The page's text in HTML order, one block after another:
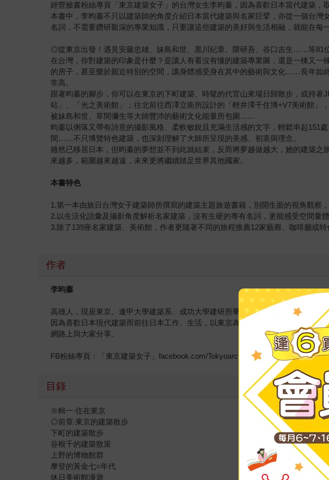
經營臉書粉絲專頁「東京建築女子」的台灣女生李昀蓁，因為喜歡日本當代建築，
本書中，李昀蓁不只以建築師的角度介紹日本當代建築與名家巨擘，亦從一個台
名詞，不需要鑽研艱深的專業知識，只要讓這些建築的美好與生活相融，就能在每
◎從東京出發！遇見安藤忠雄、妹島和世、黒川紀章、隈研吾、谷口吉生……等81
在台灣，你對建築的印象是什麼？是讓人有看沒有懂的建築專業圖，還是一棟又
的房子，甚至樂於親近特別的空間，讓身體感受身在其中的藝術與文化……長年如
常高。
跟著昀蓁的腳步，你可以在東京的下町建築、時髦的代官山來場日歸散步，或持
站」、「光之美術館」；往北前往西澤立衛所設計的「輕井澤千住博+V7美術館」
被妹島和世、草間彌生等大師豐沛的藝術文化能量所包圍……
昀蓁以俐落又帶有詩意的攝影風格、柔軟敏銳且充滿生活感的文字，輕鬆串起151
間……不只博覽特色建築，也深刻理解了大師所呈現的美感、初衷與理念。
雖然已移居日本，但昀蓁的夢想並不到此就結束，反而將夢越做越大，她的建築
來越多，範圍越來越遠，未來更將繼續踏足世界其他國家。
本書特色
1.第一本由旅日台灣女子建築師所撰寫的建築主題旅遊書籍，別開生面的視角觀察
2.以生活化語彙及攝影角度解析名家建築，沒有生硬的專有名詞，更能感受空間量
3.除了139座名家建築、美術館，作者更隨著不同的旅程推薦12家藝廊、咖啡廳或
作者
李昀蓁
高雄人，現居東京。逢甲大學建築系、成功大學建研所畢業，一年半的台南建築
因為喜歡日本現代建築而前往日本工作、生活，以東京為據點，在日本各處以建
網路上與大家分享。
FB粉絲專頁：「東京建築女子」facebook.com/Tokyoarchitecturegirls/
目錄
※輯一‧住在東京
◎前章‧東京的建築散步
下町的建築散步
谷根千的建築散策
上野的博物館群
摩登的黃金七○年代
休日美術館漫遊